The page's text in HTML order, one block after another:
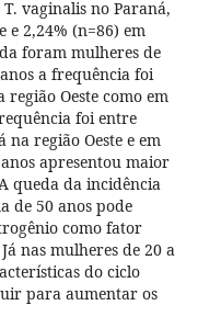
vaginalis no Paraná,
e 2,24% (n=86) em
foram mulheres de
a frequência foi
Oeste como em
foi entre
na região Oeste e em
apresentou maior
queda da incidência
de 50 anos pode
como fator
nas mulheres de 20 a
do ciclo
para aumentar os